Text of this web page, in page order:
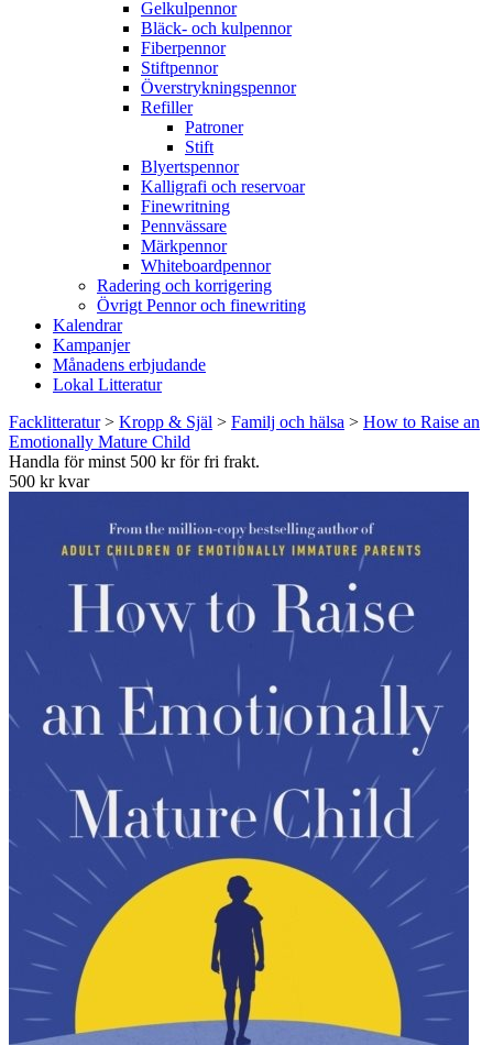
Gelkulpennor
Bläck- och kulpennor
Fiberpennor
Stiftpennor
Överstrykningspennor
Refiller
Patroner
Stift
Blyertspennor
Kalligrafi och reservoar
Finewritning
Pennvässare
Märkpennor
Whiteboardpennor
Radering och korrigering
Övrigt Pennor och finewriting
Kalendrar
Kampanjer
Månadens erbjudande
Lokal Litteratur
Facklitteratur> Kropp & Själ > Familj och hälsa > How to Raise an
Emotionally Mature Child
Handla för minst 500 kr för fri frakt.
500 kr kvar